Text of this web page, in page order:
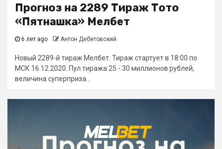
Прогноз на 2289 Тираж Тото
«Пятнашка» Мелбет
6 лет ago Антон Дебетовский
Новый 2289-й тираж Мелбет. Тираж стартует в 18:00 по
МСК 16.12.2020. Пул тиража 25 - 30 миллионов рублей,
величина суперприза...